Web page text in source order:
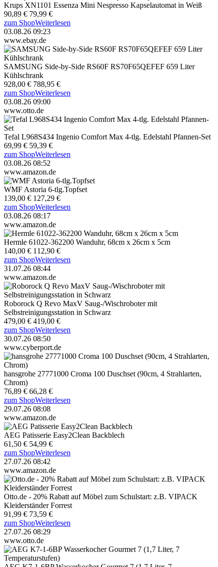
Krups XN1101 Essenza Mini Nespresso Kapselautomat in Weiß
90,89 € 79,99 €
zum ShopWeiterlesen
03.08.26 09:23
www.ebay.de
SAMSUNG Side-by-Side RS60F RS70F65QEFEF 659 Liter
Kühlschrank
928,00 € 788,95 €
zum ShopWeiterlesen
03.08.26 09:00
www.otto.de
Tefal L968S434 Ingenio Comfort Max 4-tlg. Edelstahl Pfannen-Set
69,99 € 59,39 €
zum ShopWeiterlesen
03.08.26 08:52
www.amazon.de
WMF Astoria 6-tlg.Topfset
139,00 € 127,29 €
zum ShopWeiterlesen
03.08.26 08:17
www.amazon.de
Hermle 61022-362200 Wanduhr, 68cm x 26cm x 5cm
140,00 € 112,90 €
zum ShopWeiterlesen
31.07.26 08:44
www.amazon.de
Roborock Q Revo MaxV Saug-/Wischroboter mit
Selbstreinigungsstation in Schwarz
479,00 € 419,00 €
zum ShopWeiterlesen
30.07.26 08:50
www.cyberport.de
hansgrohe 27771000 Croma 100 Duschset (90cm, 4 Strahlarten,
Chrom)
76,89 € 66,28 €
zum ShopWeiterlesen
29.07.26 08:08
www.amazon.de
AEG Patisserie Easy2Clean Backblech
61,50 € 54,99 €
zum ShopWeiterlesen
27.07.26 08:42
www.amazon.de
Otto.de - 20% Rabatt auf Möbel zum Schulstart: z.B. VIPACK
Kleiderständer Forrest
91,99 € 73,59 €
zum ShopWeiterlesen
27.07.26 08:29
www.otto.de